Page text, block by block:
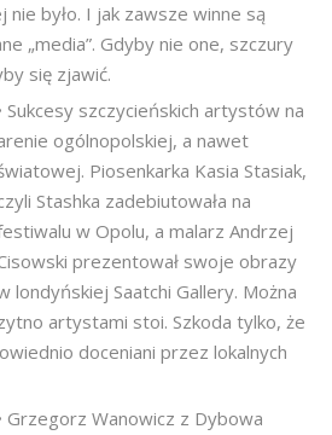
było. I jak zawsze winne są
„media”. Gdyby nie one, szczury
się zjawić.
Sukcesy szczycieńskich artystów na
ogólnopolskiej, a nawet
Piosenkarka Kasia Stasiak,
Stashka zadebiutowała na
w Opolu, a malarz Andrzej
prezentował swoje obrazy
londyńskiej Saatchi Gallery. Można
artystami stoi. Szkoda tylko, że
doceniani przez lokalnych
Grzegorz Wanowicz z Dybowa